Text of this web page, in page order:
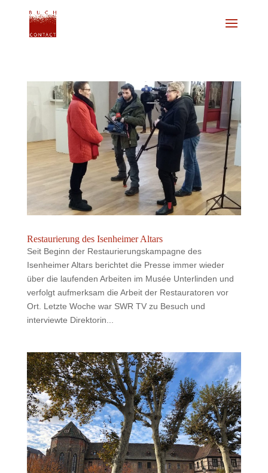
Restaurierung des Isenheimer Altars
Seit Beginn der Restaurierungskampagne des
Isenheimer Altars berichtet die Presse immer wieder
über die laufenden Arbeiten im Musée Unterlinden und
verfolgt aufmerksam die Arbeit der Restauratoren vor
Ort. Letzte Woche war SWR TV zu Besuch und
interviewte Direktorin...